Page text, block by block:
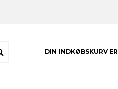
DIN INDKØBSKURV